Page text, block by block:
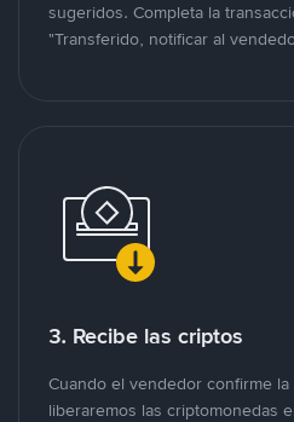
sugeridos. Completa la
"Transferido, notificar al
3. Recibe las criptos
Cuando el vendedor confirme
liberaremos las criptomonedas